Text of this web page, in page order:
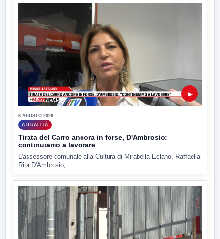
▶
6 AGOSTO 2026
ATTUALITÀ
Tirata del Carro ancora in forse, D'Ambrosio:
continuiamo a lavorare
L'assessore comunale alla Cultura di Mirabella Eclano, Raffaella
Rita D'Ambrosio,...